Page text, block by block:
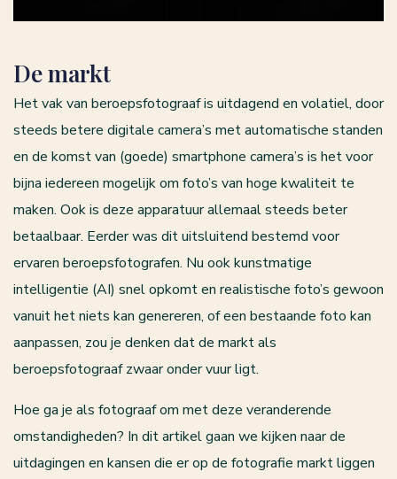
De markt
Het vak van beroepsfotograaf is uitdagend en volatiel, door
steeds betere digitale camera’s met automatische standen
en de komst van (goede) smartphone camera’s is het voor
bijna iedereen mogelijk om foto’s van hoge kwaliteit te
maken. Ook is deze apparatuur allemaal steeds beter
betaalbaar. Eerder was dit uitsluitend bestemd voor
ervaren beroepsfotografen. Nu ook kunstmatige
intelligentie (AI) snel opkomt en realistische foto’s gewoon
vanuit het niets kan genereren, of een bestaande foto kan
aanpassen, zou je denken dat de markt als
beroepsfotograaf zwaar onder vuur ligt.
Hoe ga je als fotograaf om met deze veranderende
omstandigheden? In dit artikel gaan we kijken naar de
uitdagingen en kansen die er op de fotografie markt liggen